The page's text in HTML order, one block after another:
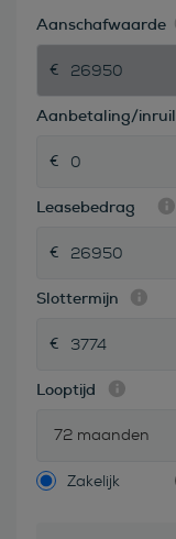
Aanschafwaarde
Aanbetaling/inruil
Leasebedrag
Slottermijn
Looptijd
72 maanden
Zakelijk